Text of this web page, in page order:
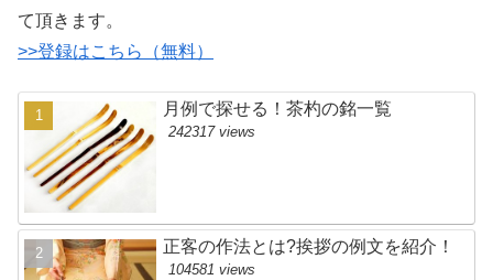
て頂きます。
>>登録はこちら（無料）
月例で探せる！茶杓の銘一覧
242317 views
正客の作法とは?挨拶の例文を紹介！
104581 views